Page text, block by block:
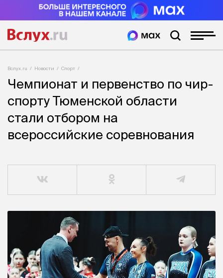
Вслух.ru Новости Спорт
Чемпионат и первенство по чир-
спорту Тюменской области
стали отбором на
всероссийские соревнования